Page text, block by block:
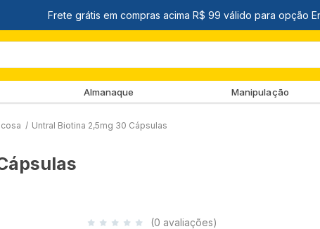
Almanaque Manipulação
/ Untral Biotina 2,5mg 30 Cápsulas
(0 avaliações)